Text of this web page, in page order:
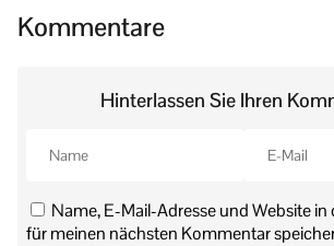
Kommentare
Hinterlassen Sie Ihren
Name, E-Mail-Adresse und Website
für meinen nächsten Kommentar